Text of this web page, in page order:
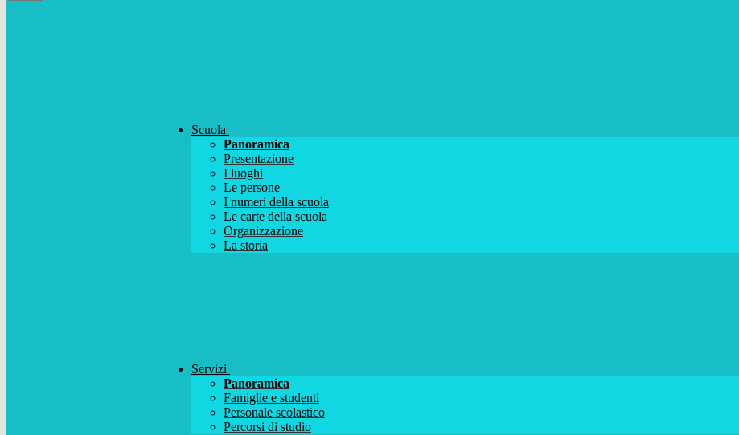
Scuola
Panoramica
Presentazione
I luoghi
Le persone
I numeri della scuola
Le carte della scuola
Organizzazione
La storia
Servizi
Panoramica
Famiglie e studenti
Personale scolastico
Percorsi di studio